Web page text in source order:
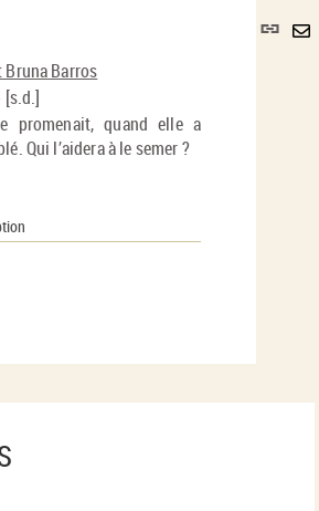
Lien
Bruna Barros
[s.d.]
promenait, quand elle a
Qui l’aidera à le semer ?